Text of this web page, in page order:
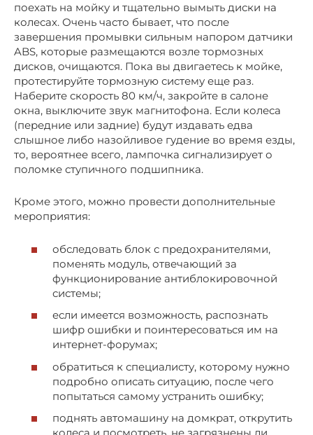
поехать на мойку и тщательно вымыть диски на
колесах. Очень часто бывает, что после
завершения промывки сильным напором датчики
ABS, которые размещаются возле тормозных
дисков, очищаются. Пока вы двигаетесь к мойке,
протестируйте тормозную систему еще раз.
Наберите скорость 80 км/ч, закройте в салоне
окна, выключите звук магнитофона. Если колеса
(передние или задние) будут издавать едва
слышное либо назойливое гудение во время езды,
то, вероятнее всего, лампочка сигнализирует о
поломке ступичного подшипника.
Кроме этого, можно провести дополнительные
мероприятия:
обследовать блок с предохранителями,
поменять модуль, отвечающий за
функционирование антиблокировочной
системы;
если имеется возможность, распознать
шифр ошибки и поинтересоваться им на
интернет-форумах;
обратиться к специалисту, которому нужно
подробно описать ситуацию, после чего
попытаться самому устранить ошибку;
поднять автомашину на домкрат, открутить